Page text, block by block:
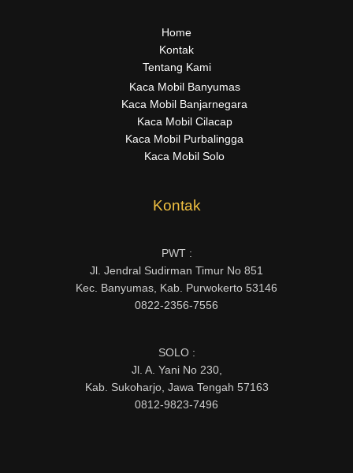
Home
Kontak
Tentang Kami
Kaca Mobil Banyumas
Kaca Mobil Banjarnegara
Kaca Mobil Cilacap
Kaca Mobil Purbalingga
Kaca Mobil Solo
Kontak
PWT :
Jl. Jendral Sudirman Timur No 851
Kec. Banyumas, Kab. Purwokerto 53146
0822-2356-7556
SOLO :
Jl. A. Yani No 230,
Kab. Sukoharjo, Jawa Tengah 57163
0812-9823-7496